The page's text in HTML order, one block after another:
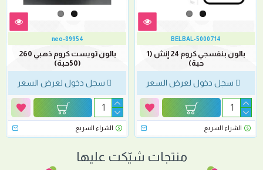
BELBAL-5000714
بالون بنفسجي كروم 24 إنش (1
حبة)
سجل دخول لعرض السعر
الشراء السريع
neo-89954
بالون تويست كروم ذهبي 260
(50حبة)
سجل دخول لعرض السعر
الشراء السريع
منتجات شيّكت عليها